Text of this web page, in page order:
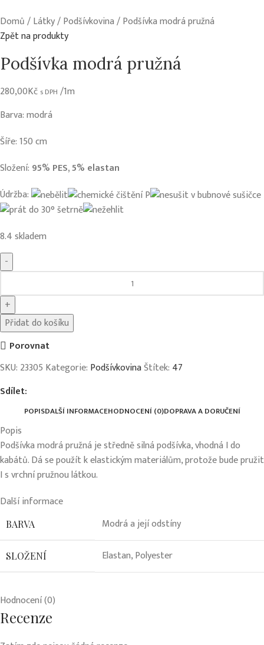
Domů Látky Podšívkovina Podšívka modrá pružná
Zpět na produkty
Podšívka modrá pružná
280,00Kč s DPH /1m
Barva: modrá
Šíře: 150 cm
Složení: 95% PES, 5% elastan
Údržba:
8.4 skladem
Přidat do košíku
Porovnat
SKU: 23305 Kategorie: PodšívkovinaŠtítek: 47
Sdílet:
POPISDALŠÍ INFORMACEHODNOCENÍ (0)DOPRAVA A DORUČENÍ
Popis
Podšívka modrá pružná je středně silná podšívka, vhodná I do
kabátů. Dá se použít k elastickým materiálům, protože bude pružit
I s vrchní pružnou látkou.
Další informace
BARVA Modrá a její odstíny
SLOŽENÍ Elastan,Polyester
Hodnocení (0)
Recenze